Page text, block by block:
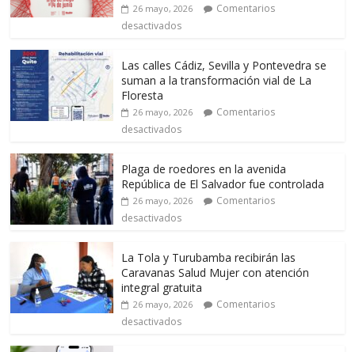
26 mayo, 2026
Comentarios
desactivados
Las calles Cádiz, Sevilla y Pontevedra se
suman a la transformación vial de La
Floresta
26 mayo, 2026
Comentarios
desactivados
Plaga de roedores en la avenida
República de El Salvador fue controlada
26 mayo, 2026
Comentarios
desactivados
La Tola y Turubamba recibirán las
Caravanas Salud Mujer con atención
integral gratuita
26 mayo, 2026
Comentarios
desactivados